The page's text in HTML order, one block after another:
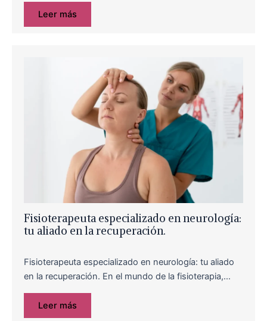
Leer más
Fisioterapeuta especializado en neurología:
tu aliado en la recuperación.
Fisioterapeuta especializado en neurología: tu aliado
en la recuperación. En el mundo de la fisioterapia,…
Leer más